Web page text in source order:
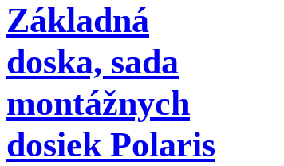
Základná
doska, sada
montážnych
dosiek Polaris